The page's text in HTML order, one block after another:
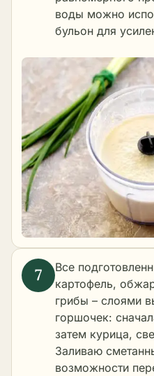
воды можно
бульон для
Все
картофель,
грибы – слоями
горшочек:
затем курица,
Заливаю
возможности